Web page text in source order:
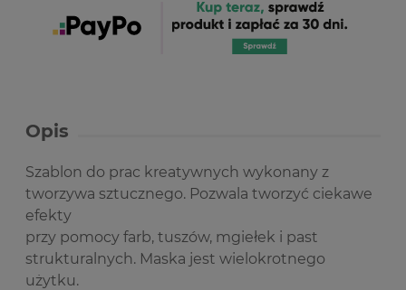
Opis
Szablon do prac kreatywnych wykonany z
tworzywa sztucznego. Pozwala tworzyć ciekawe
efekty
przy pomocy farb, tuszów, mgiełek i past
strukturalnych. Maska jest wielokrotnego
użytku.